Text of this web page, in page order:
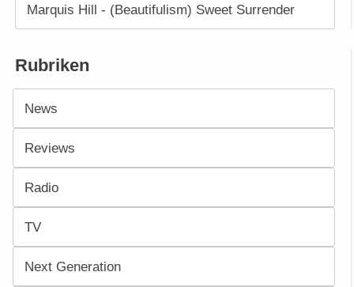
Marquis Hill - (Beautifulism) Sweet Surrender
Rubriken
News
Reviews
Radio
TV
Next Generation